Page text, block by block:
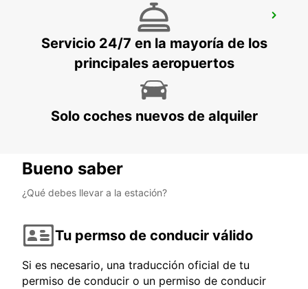
Servicio 24/7 en la mayoría de los
principales aeropuertos
Solo coches nuevos de alquiler
Bueno saber
¿Qué debes llevar a la estación?
Tu permso de conducir válido
Si es necesario, una traducción oficial de tu
permiso de conducir o un permiso de conducir